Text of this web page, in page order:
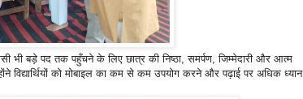
भी बड़े पद तक पहुँचने के लिए छात्र की निष्ठा, समर्पण, जिम्मेदारी और आत्म
विद्यार्थियों को मोबाइल का कम से कम उपयोग करने और पढ़ाई पर अधिक ध्यान